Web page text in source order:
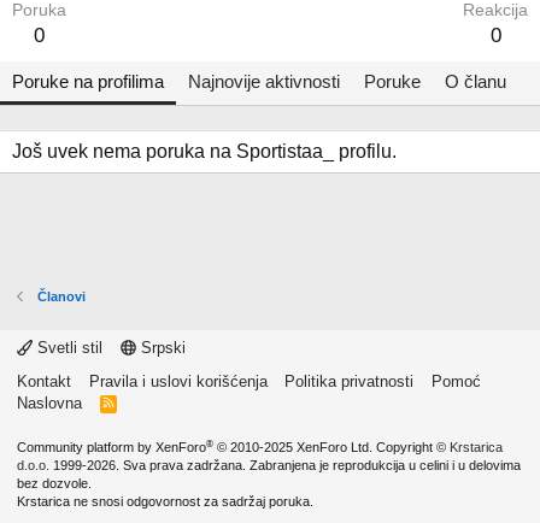
Poruka
0
Reakcija
0
Poruke na profilima Najnovije aktivnosti Poruke O članu
Još uvek nema poruka na Sportistaa_ profilu.
Članovi
Svetli stil
Srpski
Kontakt
Pravila i uslovi korišćenja Politika privatnosti
Pomoć
Naslovna
R
Community platform by XenForo® © 2010-2025 XenForo Ltd. Copyright © Krstarica
d.o.o. 1999-2026. Sva prava zadržana. Zabranjena je reprodukcija u celini i u delovima
bez dozvole.
Krstarica ne snosi odgovornost za sadržaj poruka.